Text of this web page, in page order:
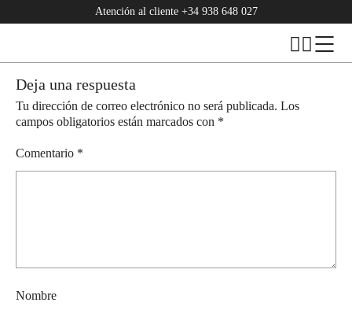
Atención al cliente +34 938 648 027
Deja una respuesta
Tu dirección de correo electrónico no será publicada. Los
campos obligatorios están marcados con *
Comentario *
Nombre